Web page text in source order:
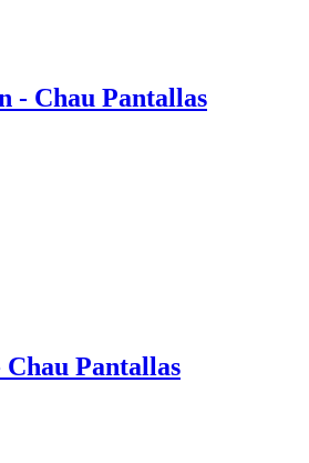
- Chau Pantallas
Pantallas